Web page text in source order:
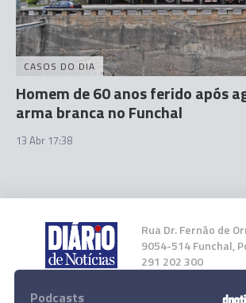
CASOS DO DIA
Homem de 60 anos ferido após
arma branca no Funchal
13 Abr 17:38
Rua Dr. Fernão de
9054-514 Funchal,
291 202 300
Instale a nossa App
Podcasts